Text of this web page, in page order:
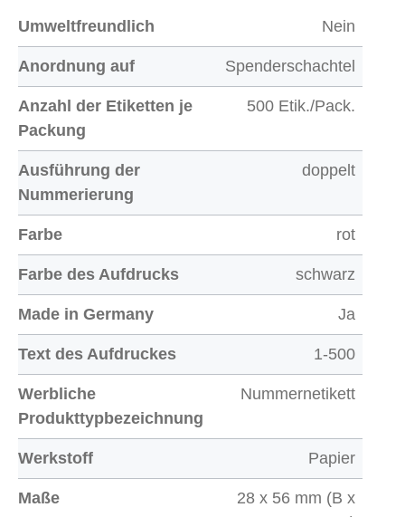
Umweltfreundlich Nein
Anordnung auf Spenderschachtel
Anzahl der Etiketten je
Packung
500 Etik./Pack.
Ausführung der
Nummerierung
doppelt
Farbe rot
Farbe des Aufdrucks schwarz
Made in Germany Ja
Text des Aufdruckes 1-500
Werbliche
Produkttypbezeichnung
Nummernetikett
Werkstoff Papier
Maße
28 x 56 mm (B x